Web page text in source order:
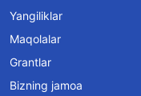
Yangiliklar
Maqolalar
Grantlar
Bizning jamoa